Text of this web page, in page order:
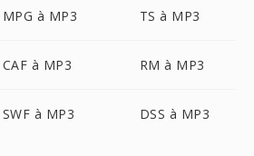
MPG à MP3 TS à MP3
CAF à MP3 RM à MP3
SWF à MP3 DSS à MP3